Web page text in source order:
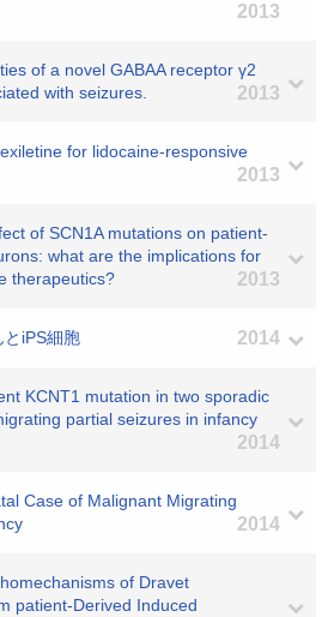
2013
of a novel GABAA receptor γ2
with seizures.
2013
for lidocaine-responsive
2013
of SCN1A mutations on patient-
what are the implications for
therapeutics?
2013
iPS細胞 2014
KCNT1 mutation in two sporadic
partial seizures in infancy
2014
Case of Malignant Migrating
2014
of Dravet
patient-Derived Induced